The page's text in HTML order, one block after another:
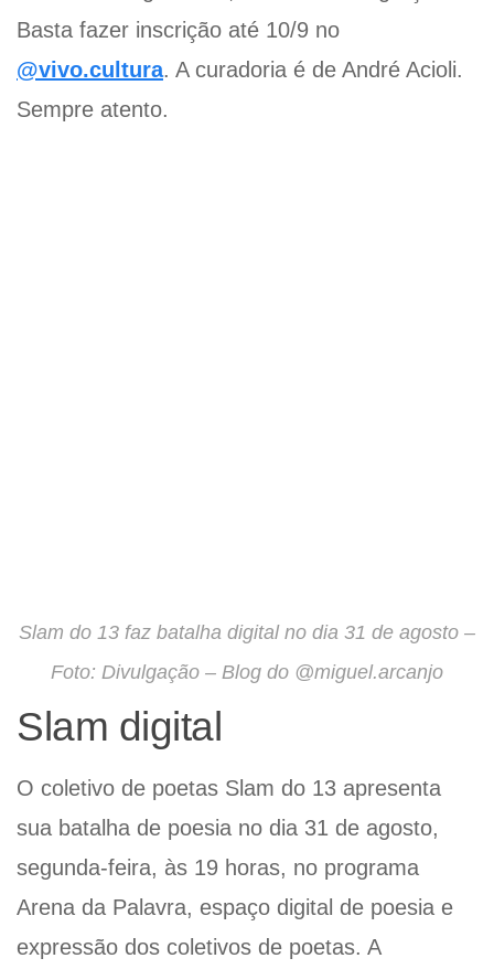
Basta fazer inscrição até 10/9 no
@vivo.cultura. A curadoria é de André Acioli.
Sempre atento.
Slam do 13 faz batalha digital no dia 31 de agosto –
Foto: Divulgação – Blog do @miguel.arcanjo
Slam digital
O coletivo de poetas Slam do 13 apresenta
sua batalha de poesia no dia 31 de agosto,
segunda-feira, às 19 horas, no programa
Arena da Palavra, espaço digital de poesia e
expressão dos coletivos de poetas. A